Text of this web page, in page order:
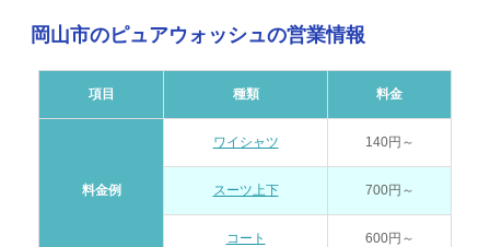
岡山市のピュアウォッシュの営業情報
項目 種類 料金
料金例
ワイシャツ 140円～
スーツ上下 700円～
コート 600円～